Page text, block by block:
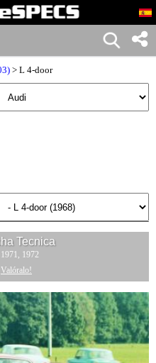
> L 4-door
Tecnica
1972